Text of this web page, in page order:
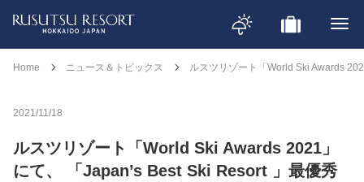
Home ニュース＆トピックス ルスツリゾート「World Ski Awards
2021/11/18
ルスツリゾート「World Ski Awards 2021」
にて、 「Japan’s Best Ski Resort 」最優秀